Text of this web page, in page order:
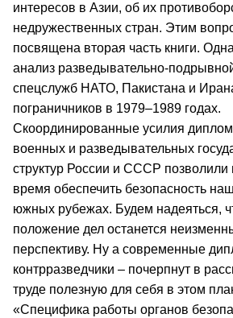
интересов в Азии, об их
недружественных стран. Этим
посвящена вторая часть книги.
анализ разведывательно-
спецслужб НАТО, Пакистана и
пограничников в 1979–1989 годах.
Скоординированные усилия
военных и разведывательных
структур России и СССР позволили
время обеспечить безопасность
южных рубежах. Будем надеяться,
положение дел останется
перспективу. Ну а современные
контрразведчики – почерпнут в
труде полезную для себя в этом
«Специфика работы органов